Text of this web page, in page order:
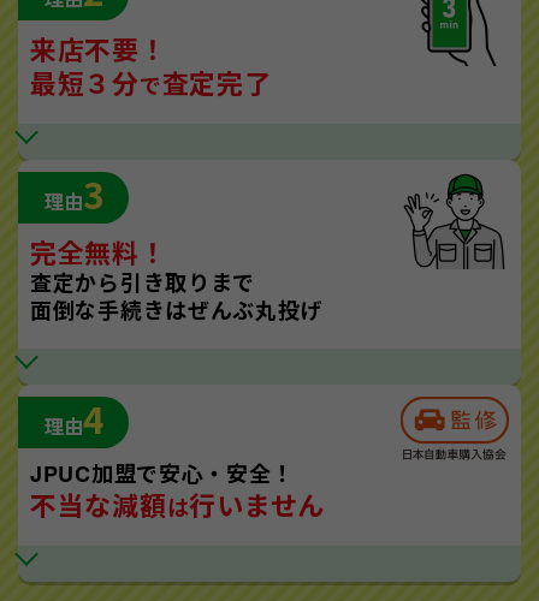
来店不要！
最短３分で査定完了
理由3
完全無料！
査定から引き取りまで
面倒な手続きはぜんぶ丸投げ
理由4
JPUC加盟で安心・安全！
不当な減額は行いません